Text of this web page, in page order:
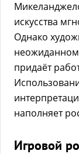
искусства
Однако
придаёт
наполняет
Игровой